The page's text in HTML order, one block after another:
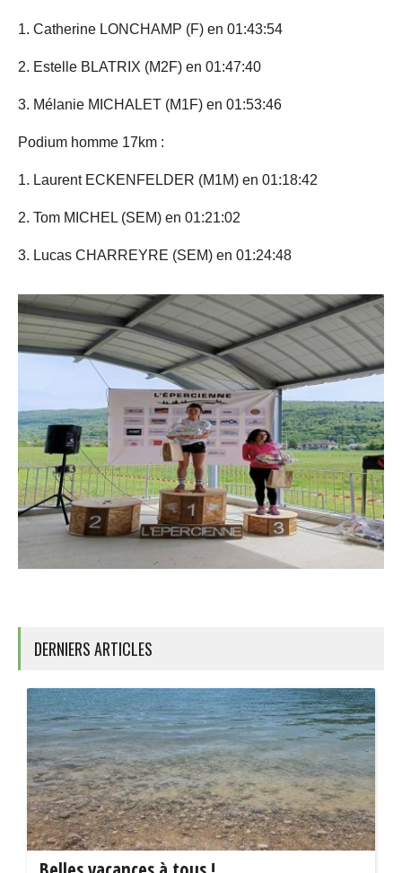
1. Catherine LONCHAMP (F) en 01:43:54
2. Estelle BLATRIX (M2F) en 01:47:40
3. Mélanie MICHALET (M1F) en 01:53:46
Podium homme 17km :
1. Laurent ECKENFELDER (M1M) en 01:18:42
2. Tom MICHEL (SEM) en 01:21:02
3. Lucas CHARREYRE (SEM) en 01:24:48
DERNIERS ARTICLES